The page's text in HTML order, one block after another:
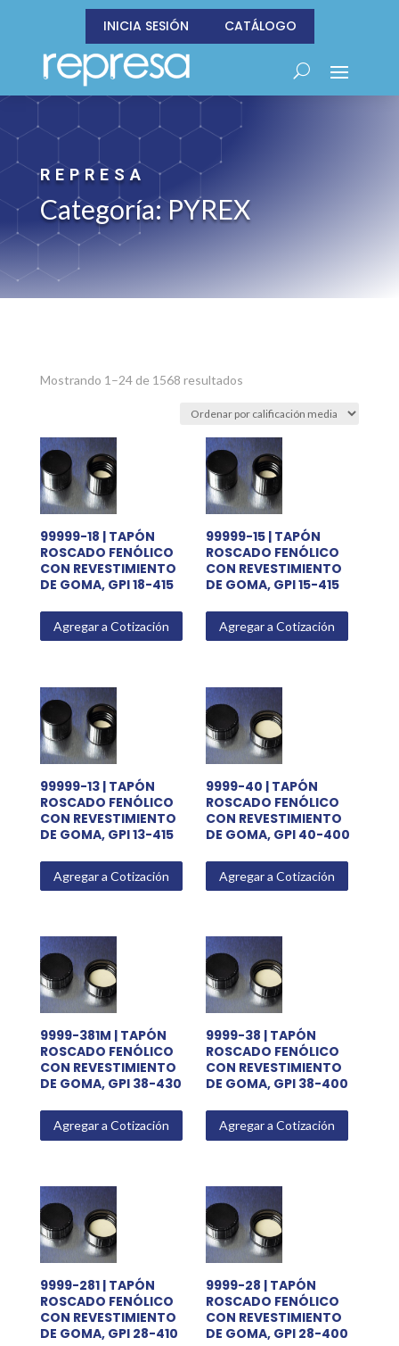
INICIA SESIÓN CATÁLOGO
REPRESA
Categoría: PYREX
Mostrando 1–24 de 1568 resultadosSorted
average
rating
99999-18 | TAPÓN
ROSCADO FENÓLICO
CON REVESTIMIENTO
DE GOMA, GPI 18-415
Agregar a Cotización
99999-15 | TAPÓN
ROSCADO FENÓLICO
CON REVESTIMIENTO
DE GOMA, GPI 15-415
Agregar a Cotización
99999-13 | TAPÓN
ROSCADO FENÓLICO
CON REVESTIMIENTO
DE GOMA, GPI 13-415
Agregar a Cotización
9999-40 | TAPÓN
ROSCADO FENÓLICO
CON REVESTIMIENTO
DE GOMA, GPI 40-400
Agregar a Cotización
9999-381M | TAPÓN
ROSCADO FENÓLICO
CON REVESTIMIENTO
DE GOMA, GPI 38-430
Agregar a Cotización
9999-38 | TAPÓN
ROSCADO FENÓLICO
CON REVESTIMIENTO
DE GOMA, GPI 38-400
Agregar a Cotización
9999-281 | TAPÓN
ROSCADO FENÓLICO
CON REVESTIMIENTO
DE GOMA, GPI 28-410
9999-28 | TAPÓN
ROSCADO FENÓLICO
CON REVESTIMIENTO
DE GOMA, GPI 28-400